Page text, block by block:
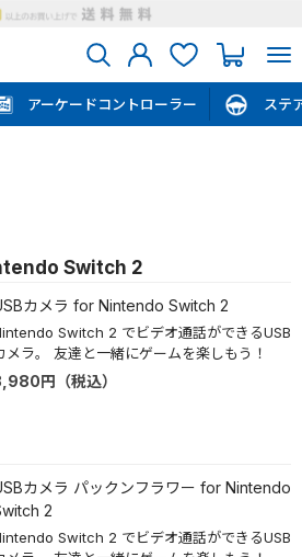
アーケードコントローラー ステ
Switch 2
カメラ for Nintendo Switch 2
Switch 2 でビデオ通話ができるUSB
メラ。 友達と一緒にゲームを楽しもう！
円 （税込）
カメラ パックンフラワー for Nintendo
2
Switch 2 でビデオ通話ができるUSB